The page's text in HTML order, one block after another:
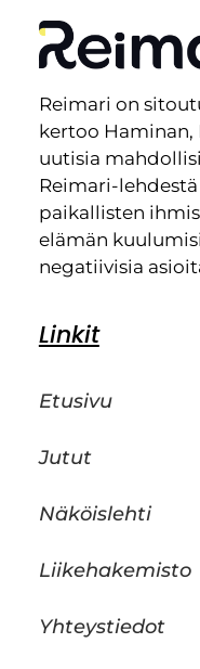
Reimari on
kertoo Haminan,
uutisia
Reimari-
paikallisten
elämän
negatiivisia
Linkit
Etusivu
Jutut
Näköislehti
Liikehakemisto
Yhteystiedot